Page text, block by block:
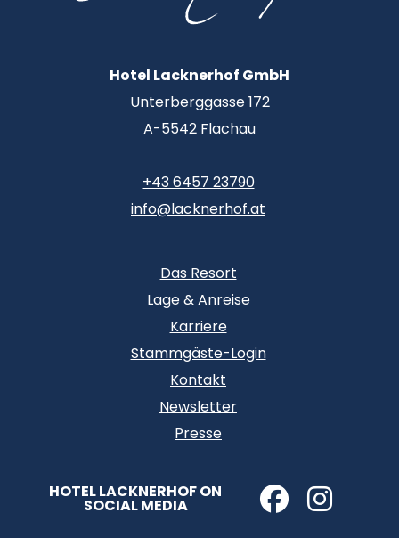
Hotel Lacknerhof GmbH
Unterberggasse 172
A-5542 Flachau
+43 6457 23790
info@lacknerhof.at
Das Resort
Lage & Anreise
Karriere
Stammgäste-Login
Kontakt
Newsletter
Presse
HOTEL LACKNERHOF ON
SOCIAL MEDIA